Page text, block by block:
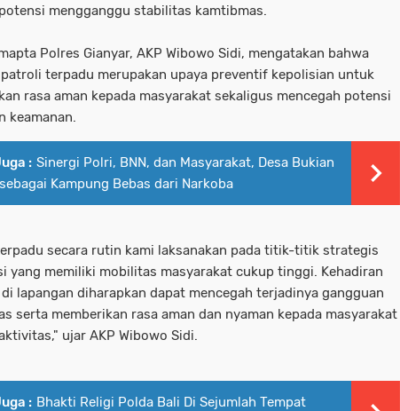
mengganggu stabilitas kamtibmas.
Polres Gianyar, AKP Wibowo Sidi, mengatakan bahwa
terpadu merupakan upaya preventif kepolisian untuk
rasa aman kepada masyarakat sekaligus mencegah potensi
keamanan.
: Sinergi Polri, BNN, dan Masyarakat, Desa Bukian
Kampung Bebas dari Narkoba
secara rutin kami laksanakan pada titik-titik strategis
yang memiliki mobilitas masyarakat cukup tinggi. Kehadiran
lapangan diharapkan dapat mencegah terjadinya gangguan
serta memberikan rasa aman dan nyaman kepada masyarakat
ujar AKP Wibowo Sidi.
: Bhakti Religi Polda Bali Di Sejumlah Tempat